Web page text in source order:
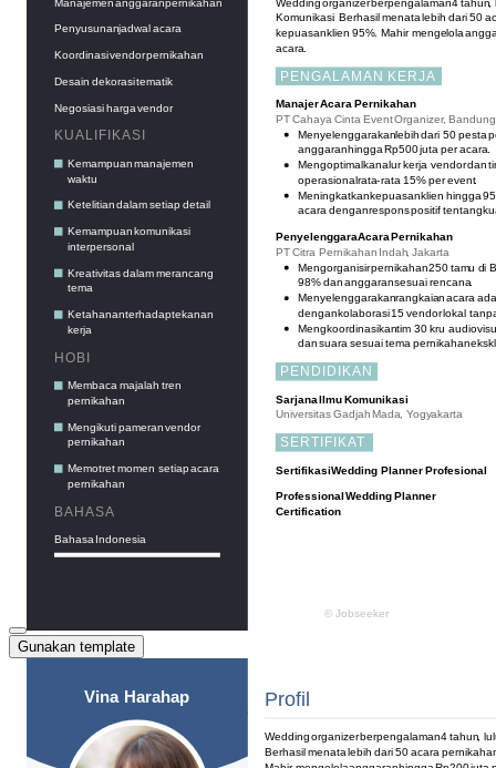
Gunakan template